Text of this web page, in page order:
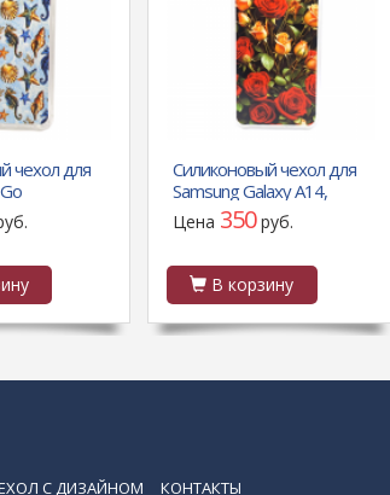
чехол для
антишок,
коньки
Силиконовый чехол для
Samsung Galaxy A14,
антишок, красочный
принт, красные и желтые
Цена 350руб.
В корзину
С ДИЗАЙНОМ КОНТАКТЫ